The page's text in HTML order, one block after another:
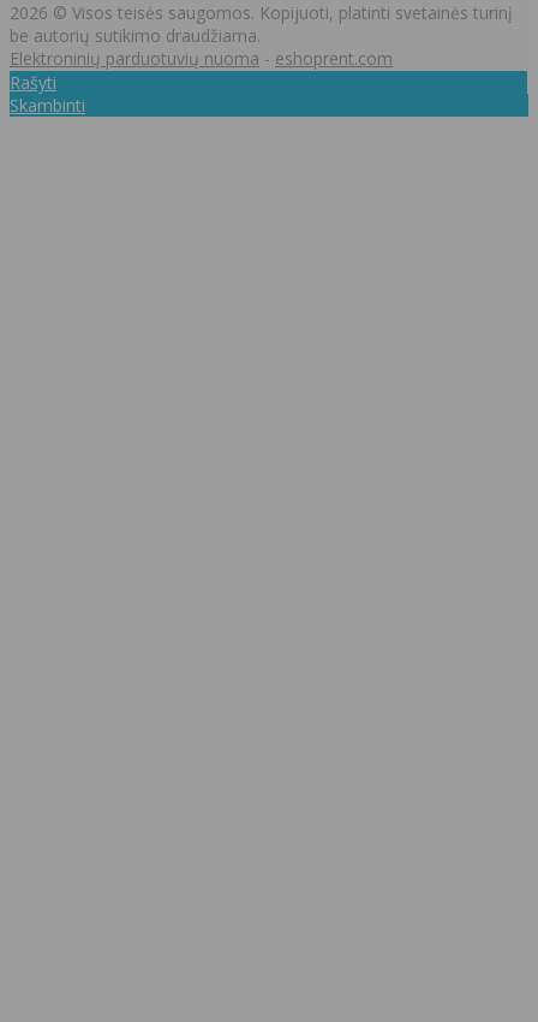
2026 © Visos teisės saugomos. Kopijuoti, platinti svetainės turinį
be autorių sutikimo draudžiama.
Elektroninių parduotuvių nuoma - eshoprent.com
Rašyti
Skambinti